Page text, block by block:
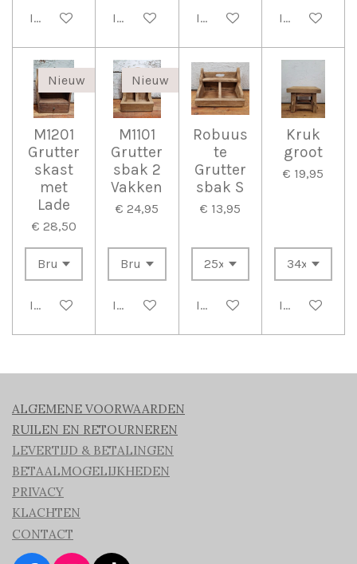
In winkelwagenIn winkelwagenIn winkelwagenIn
Nieuw
M1201
Grutter
skast
met
Lade
€ 28,50
In winkelwagen
Nieuw
M1101
Grutter
sbak 2
Vakken
€ 24,95
In winkelwagen
Robuus
te
Grutter
sbak S
€ 13,95
In winkelwagen
Kruk
groot
€ 19,95
In
ALGEMENE VOORWAARDEN
RUILEN EN RETOURNEREN
LEVERTIJD & BETALINGEN
BETAALMOGELIJKHEDEN
PRIVACY
KLACHTEN
CONTACT